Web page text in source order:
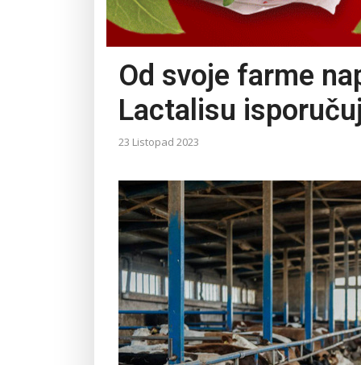
Od svoje farme
Lactalisu
23 Listopad 2023